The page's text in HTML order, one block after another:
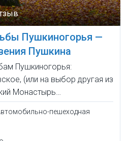
Пушкиногорья —
Пушкина
Пушкиногорья:
(или на выбор другая из
Монастырь…
пешеходная